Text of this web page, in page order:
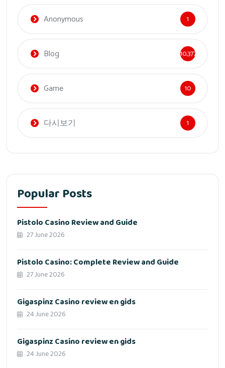
Anonymous 1
Blog 10,377
Game 10
다시보기 1
Popular Posts
Pistolo Casino Review and Guide
27 June 2026
Pistolo Casino: Complete Review and Guide
27 June 2026
Gigaspinz Casino review en gids
24 June 2026
Gigaspinz Casino review en gids
24 June 2026